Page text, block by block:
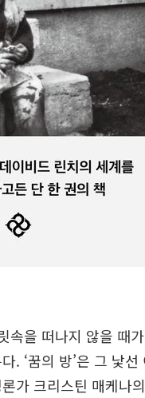
을 떠나지 않을 때
. ‘꿈의 방’은 그 낯
가 크리스틴 매케나